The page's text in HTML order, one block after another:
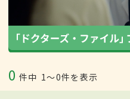
0 件中 1〜0件を表示